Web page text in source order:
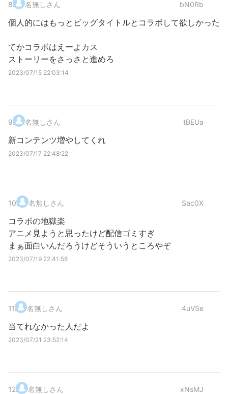
8. 名無しさん bN0Rb
個人的にはもっとビッグタイトルとコラボして欲しかった
てかコラボはえーよカス
ストーリーをさっさと進めろ
2023/07/15 22:03:14
9. 名無しさん tBEUa
新コンテンツ増やしてくれ
2023/07/17 22:48:22
10. 名無しさん Sac0X
コラボの地獄楽
アニメ見ようと思ったけど配信ゴミすぎ
まぁ面白いんだろうけどそういうところやぞ
2023/07/19 22:41:58
11. 名無しさん 4uVSe
当てれなかった人だよ
2023/07/21 23:52:14
12. 名無しさん xNsMJ